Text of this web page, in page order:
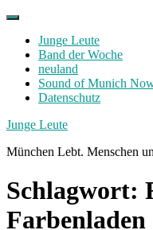
Skip
contentJunge Leute
Band der Woche
neuland
Sound of Munich
Datenschutz
Facebook
Twitter
Instagram
Junge Leute
München Lebt. Menschen
Schlagwort:
Farbenladen